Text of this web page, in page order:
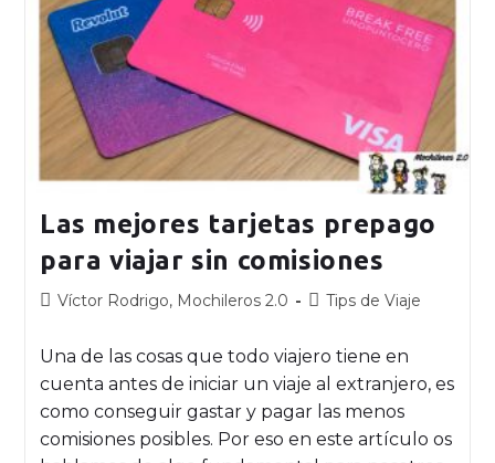
Las mejores tarjetas prepago
para viajar sin comisiones
Víctor Rodrigo, Mochileros 2.0 Tips de Viaje
Una de las cosas que todo viajero tiene en
cuenta antes de iniciar un viaje al extranjero, es
como conseguir gastar y pagar las menos
comisiones posibles. Por eso en este artículo os